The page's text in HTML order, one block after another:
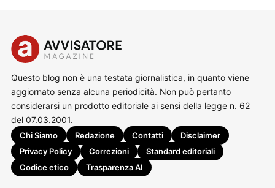
Questo blog non è una testata giornalistica, in quanto viene
aggiornato senza alcuna periodicità. Non può pertanto
considerarsi un prodotto editoriale ai sensi della legge n. 62
del 07.03.2001.
Chi Siamo Redazione Contatti
Disclaimer
Privacy Policy
Correzioni
Standard editoriali
Codice etico
Trasparenza AI